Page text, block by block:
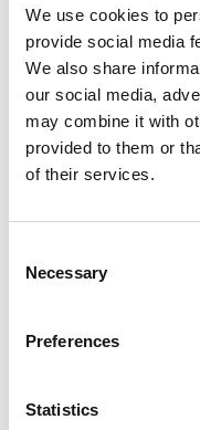
We use cookies to
provide social media
We also share
our social media,
may combine it with
provided to them or
of their services.
Selection
Necessary
Preferences
Statistics
Shirt volley women’s
19,50€
Short volley tights